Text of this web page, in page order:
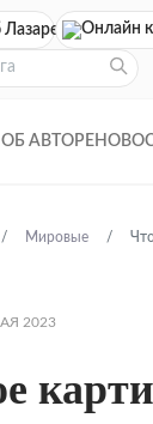
ОБ АВТОРЕ
Мировые
2023